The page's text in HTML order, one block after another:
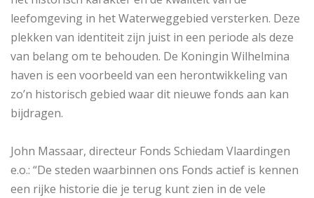
leefomgeving in het Waterweggebied versterken. Deze
plekken van identiteit zijn juist in een periode als deze
van belang om te behouden. De Koningin Wilhelmina
haven is een voorbeeld van een herontwikkeling van
zo’n historisch gebied waar dit nieuwe fonds aan kan
bijdragen.
John Massaar, directeur Fonds Schiedam Vlaardingen
e.o.: “De steden waarbinnen ons Fonds actief is kennen
een rijke historie die je terug kunt zien in de vele